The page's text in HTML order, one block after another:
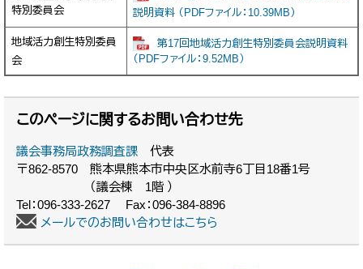
特別委員会
説明資料 （PDFファイル：10.39MB）
地域活力創生特別委員
会
第17回地域活力創生特別委員会説明資料
（PDFファイル：9.52MB）
このページに関するお問い合わせ先
議会事務局政務調査課
代表
〒862-8570
熊本県熊本市中央区水前寺6丁目18番1号
（議会棟 1階 ）
Tel：096-333-2627
Fax：096-384-8896
メールでのお問い合わせはこちら